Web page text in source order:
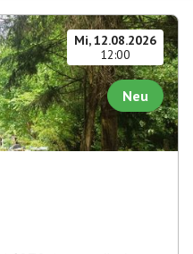
Mi, 12.08.2026
12:00
Neu